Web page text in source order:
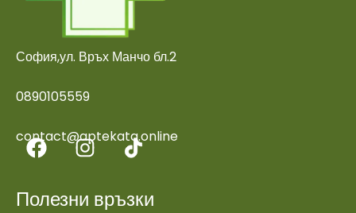
София,ул. Връх Манчо бл.2
0890105559
contact@aptekata.online
Полезни връзки